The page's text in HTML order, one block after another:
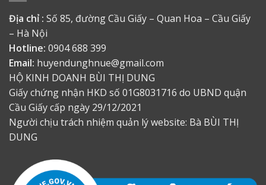
Địa chỉ : Số 85, đường Cầu Giấy – Quan Hoa – Cầu Giấy
– Hà Nội
Hotline: 0904 688 399
Email: huyendunghnue@gmail.com
HỘ KINH DOANH BÙI THỊ DUNG
Giấy chứng nhận HKD số 01G8031716 do UBND quận
Cầu Giấy cấp ngày 29/12/2021
Người chịu trách nhiệm quản lý website: Bà BÙI THỊ
DUNG